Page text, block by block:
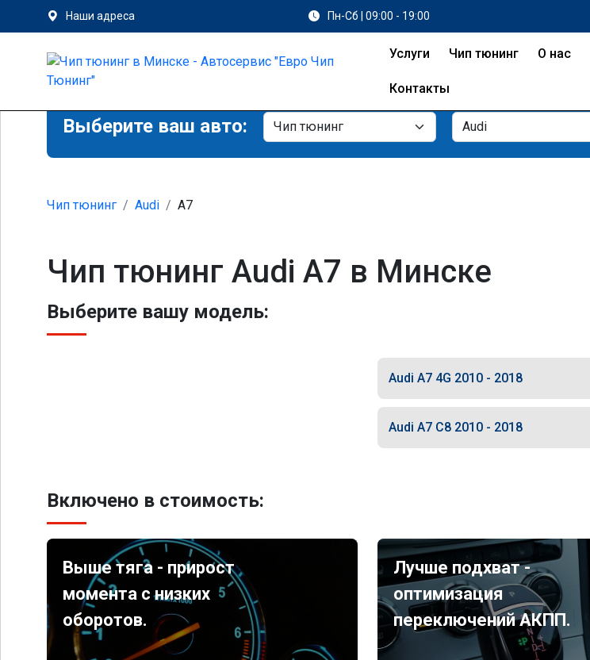
Наши адреса Пн-Сб | 09:00 - 19:00
Услуги Чип тюнинг О нас
Контакты
Выберите ваш авто:
Чип тюнинг Audi A7
Чип тюнинг Audi A7 в Минске
Выберите вашу модель:
Audi A7 4G 2010 - 2018
Audi A7 C8 2010 - 2018
Включено в стоимость:
Выше тяга - прирост
момента с низких
оборотов.
Лучше подхват -
оптимизация
переключений АКПП.